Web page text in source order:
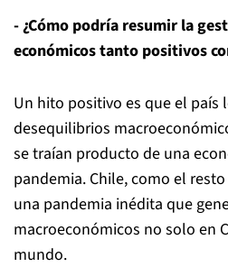
- ¿Cómo podría resumir la
económicos tanto positivos
Un hito positivo es que el país
desequilibrios
se traían producto de una
pandemia. Chile, como el
una pandemia inédita que
macroeconómicos no solo en
mundo.